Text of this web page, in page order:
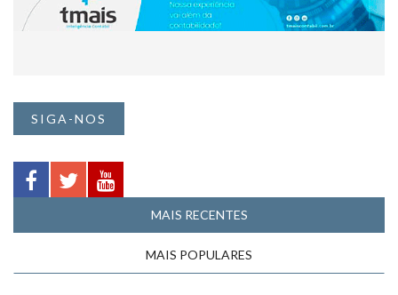
SIGA-NOS
MAIS RECENTES
MAIS POPULARES